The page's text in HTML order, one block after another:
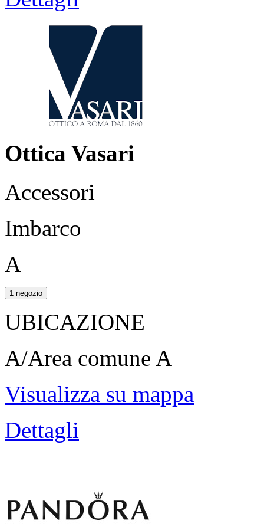
Ottica Vasari
Accessori
Imbarco
A
1 negozio
UBICAZIONE
A/Area comune A
Visualizza su mappa
Dettagli